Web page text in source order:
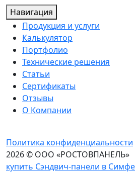
Навигация
Продукция и услуги
Калькулятор
Портфолио
Технические решения
Статьи
Сертификаты
Отзывы
О Компании
2026 © ООО «РОСТОВПАНЕЛЬ»
купить Сэндвич-панели в
Политика конфиденциальности